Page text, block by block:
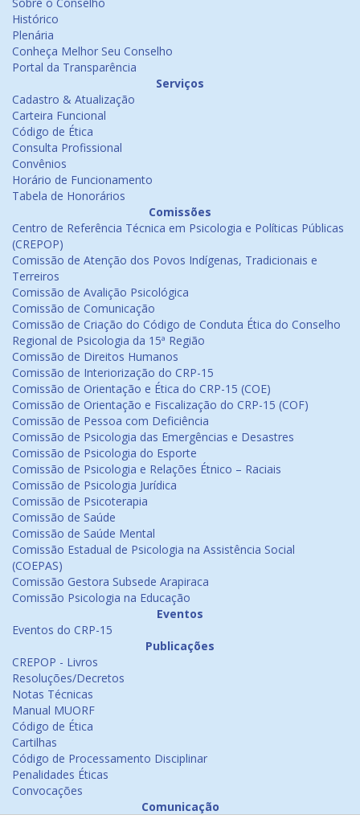
Histórico
Plenária
Conheça Melhor Seu Conselho
Portal da Transparência
Serviços
Cadastro & Atualização
Carteira Funcional
Código de Ética
Consulta Profissional
Convênios
Horário de Funcionamento
Tabela de Honorários
Comissões
Centro de Referência Técnica em Psicologia e Políticas Públicas
(CREPOP)
Comissão de Atenção dos Povos Indígenas, Tradicionais e
Terreiros
Comissão de Avalição Psicológica
Comissão de Comunicação
Comissão de Criação do Código de Conduta Ética do Conselho
Regional de Psicologia da 15ª Região
Comissão de Direitos Humanos
Comissão de Interiorização do CRP-15
Comissão de Orientação e Ética do CRP-15 (COE)
Comissão de Orientação e Fiscalização do CRP-15 (COF)
Comissão de Pessoa com Deficiência
Comissão de Psicologia das Emergências e Desastres
Comissão de Psicologia do Esporte
Comissão de Psicologia e Relações Étnico – Raciais
Comissão de Psicologia Jurídica
Comissão de Psicoterapia
Comissão de Saúde
Comissão de Saúde Mental
Comissão Estadual de Psicologia na Assistência Social
(COEPAS)
Comissão Gestora Subsede Arapiraca
Comissão Psicologia na Educação
Eventos
Eventos do CRP-15
Publicações
CREPOP - Livros
Resoluções/Decretos
Notas Técnicas
Manual MUORF
Código de Ética
Cartilhas
Código de Processamento Disciplinar
Penalidades Éticas
Convocações
Comunicação